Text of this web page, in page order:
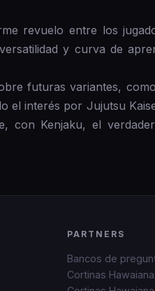
revuelo entre los
y curva de
futuras variantes,
el interés por Jujutsu
con Kenjaku, el
PARTNERS
Bancos de
Cortinas